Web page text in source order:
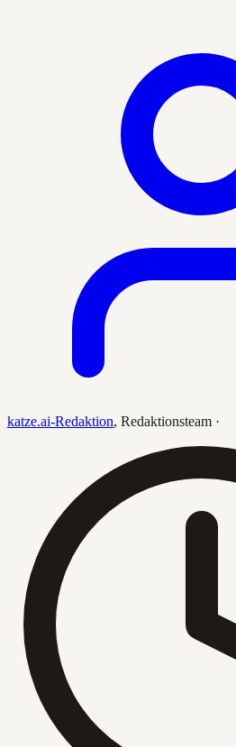
katze.ai-Redaktion, Redaktionsteam ·